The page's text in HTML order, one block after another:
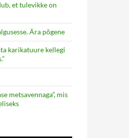
et tulevikke on
Ära põgene
karikatuure kellegi
metsavennaga”, mis